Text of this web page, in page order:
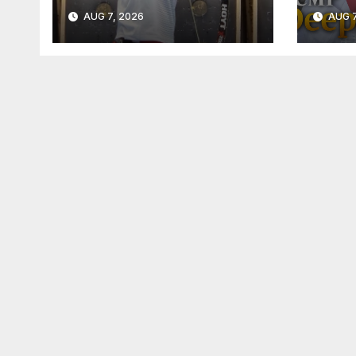
финансовите
услуги – само в
евро
AUG 7, 2026 AUG